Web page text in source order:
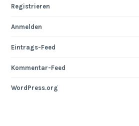
Registrieren
Anmelden
Eintrags-Feed
Kommentar-Feed
WordPress.org